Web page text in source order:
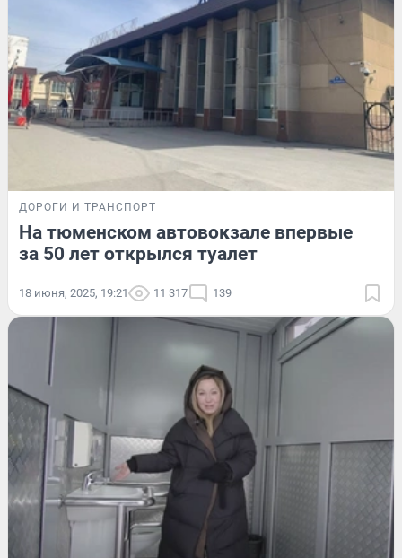
ДОРОГИ И ТРАНСПОРТ
На тюменском автовокзале впервые
за 50 лет открылся туалет
18 июня, 2025, 19:21 11 317 139